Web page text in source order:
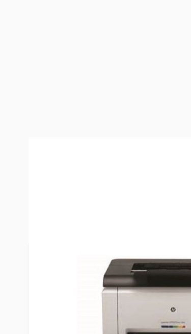
HP Color LaserJet Pro CP1025nw -